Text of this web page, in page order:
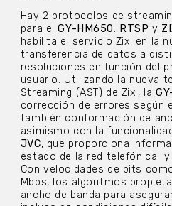
Hay 2 protocolos de
para elGY-HM650: RTSP y
habilita el servicio Zixi en la
transferencia de datos a
resoluciones en función del
usuario. Utilizando la nueva
Streaming (AST) de Zixi, la
corrección de errores según
también conformación de
asimismo con la
JVC, que proporciona
estado de la red telefónica y
Con velocidades de bits
Mbps, los algoritmos
ancho de banda para